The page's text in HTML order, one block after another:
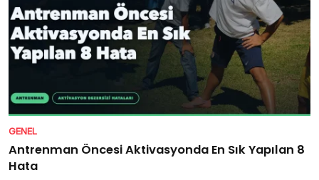
GENEL
Antrenman Öncesi Aktivasyonda En Sık Yapılan 8
Hata